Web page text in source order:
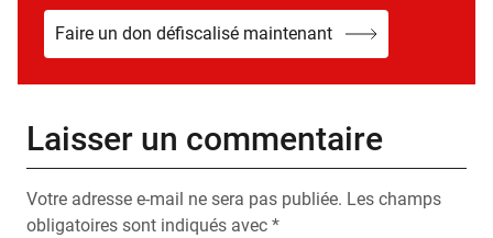
Faire un don défiscalisé maintenant
Laisser un commentaire
Votre adresse e-mail ne sera pas publiée. Les champs
obligatoires sont indiqués avec *